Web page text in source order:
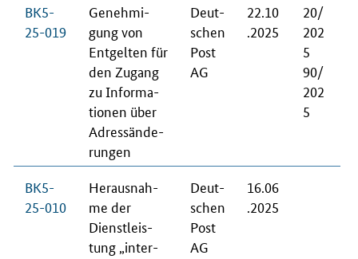
BK5-
25-019
Ge­neh­mi­
gung von
Ent­gel­ten für
den Zu­gang
zu In­for­ma­
tio­nen über
Adress­än­de­
run­gen
Deut­
schen
Post
AG
22.10
.2025
20/
202
5
90/
202
5
BK5-
25-010
Her­aus­nah­
me der
Dienst­leis­
tung „in­ter­
Deut­
schen
Post
AG
16.06
.2025